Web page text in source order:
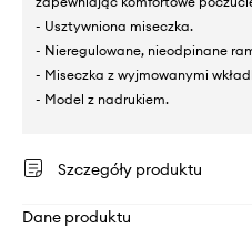
- Usztywniona miseczka.
- Nieregulowane, nieodpinane
- Miseczka z wyjmowanymi
- Model z nadrukiem.
Szczegóły produktu
Dane produktu